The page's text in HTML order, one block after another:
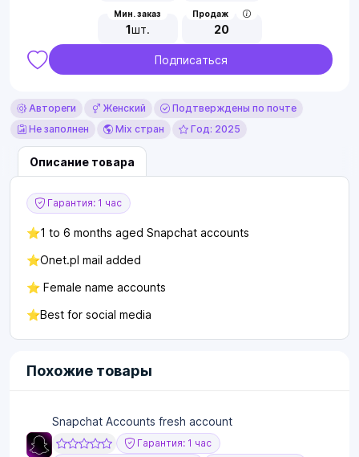
Мин. заказ
1шт.
Продаж
20
Подписаться
Автореги Женский
Подтверждены по почте
Не заполнен
Mix стран Год: 2025
Описание товара
Гарантия: 1 час
⭐1 to 6 months aged Snapchat accounts
⭐Onet.pl mail added
⭐ Female name accounts
⭐Best for social media
Похожие товары
Snapchat Accounts fresh account
Гарантия: 1 час